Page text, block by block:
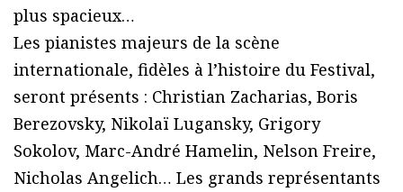
plus spacieux…
Les pianistes majeurs de la scène
internationale, fidèles à lʼhistoire du Festival,
seront présents : Christian Zacharias, Boris
Berezovsky, Nikolaï Lugansky, Grigory
Sokolov, Marc-André Hamelin, Nelson Freire,
Nicholas Angelich… Les grands représentants